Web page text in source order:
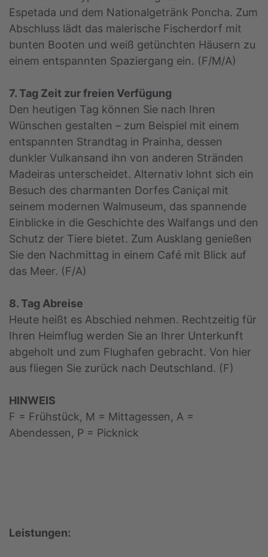
Espetada und dem Nationalgetränk Poncha. Zum
Abschluss lädt das malerische Fischerdorf mit
bunten Booten und weiß getünchten Häusern zu
einem entspannten Spaziergang ein. (F/M/A)
7. Tag Zeit zur freien Verfügung
Den heutigen Tag können Sie nach Ihren
Wünschen gestalten – zum Beispiel mit einem
entspannten Strandtag in Prainha, dessen
dunkler Vulkansand ihn von anderen Stränden
Madeiras unterscheidet. Alternativ lohnt sich ein
Besuch des charmanten Dorfes Caniçal mit
seinem modernen Walmuseum, das spannende
Einblicke in die Geschichte des Walfangs und den
Schutz der Tiere bietet. Zum Ausklang genießen
Sie den Nachmittag in einem Café mit Blick auf
das Meer. (F/A)
8. Tag Abreise
Heute heißt es Abschied nehmen. Rechtzeitig für
Ihren Heimflug werden Sie an Ihrer Unterkunft
abgeholt und zum Flughafen gebracht. Von hier
aus fliegen Sie zurück nach Deutschland. (F)
HINWEIS
F = Frühstück, M = Mittagessen, A =
Abendessen, P = Picknick
Leistungen: